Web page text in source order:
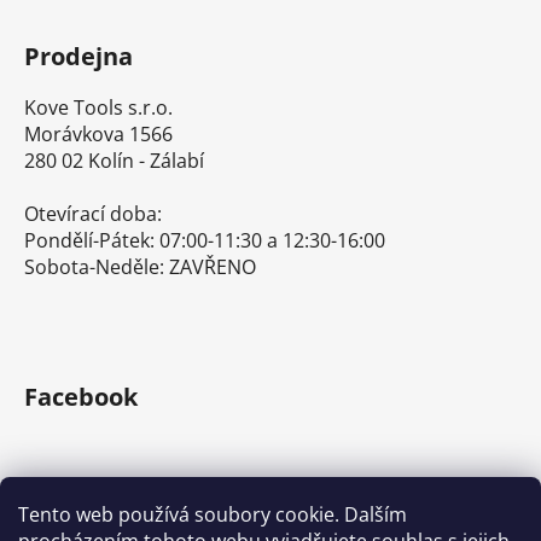
Tento web používá soubory cookie. Dalším
Prodejna
Kove Tools s.r.o.
Morávkova 1566
280 02 Kolín - Zálabí
Otevírací doba:
Pondělí-Pátek: 07:00-11:30 a 12:30-16:00
Sobota-Neděle: ZAVŘENO
Facebook